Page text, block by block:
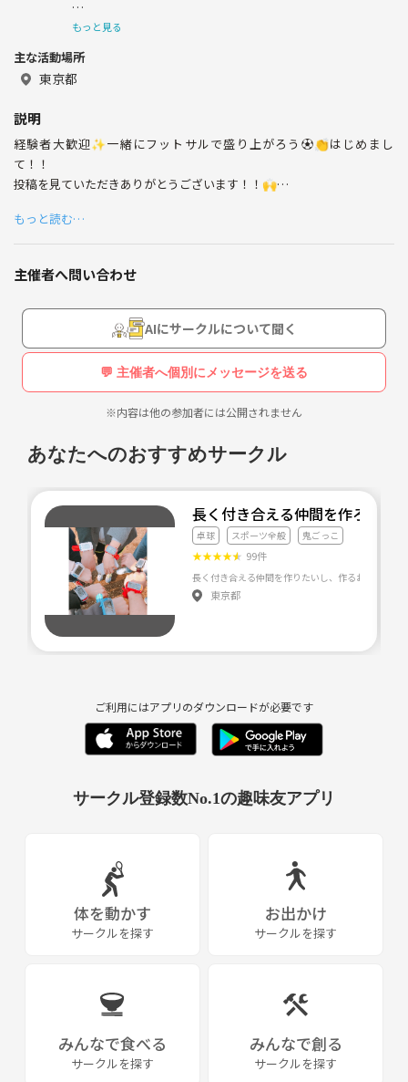
大阪府出身のひーちゃんです！！
20代の友達を募集してます！🙋‍♀️
んでいけるそんな友達が欲しいです💕
せっかくの出会い、お互いを高め合えるような繋がりを作
べく色んな事を企画したいです✨
大人になってこんな事するとは思わなかったと思いながら
一緒にバカ笑いしませんか？😊
出会えて良かった❣️
是非仲良くなりましょう🙆‍♀️
もっと見る
主な活動場所
東京都
説明
経験者大歓迎✨一緒にフットサルで盛り上がろう⚽️👏はじめまし
て！！
投稿を見ていただきありがとうございます！！🙌
毎月恒例のフットサルイベント！！✨
その名も《飯田杯》⚽️
毎回めちゃくちゃ盛り上がってます😆
20〜30代のサッカー、フットサル経験者でのガチフットサル大会！！！
チーム分けをして総当り戦で行います🙋‍♀️
優勝チームには豪華景品あり！🎁
めちゃかっこいいユニホームが貰えるかも！？
・久しぶりにガチでフットサルやりたい！
・フットサルを通じてコミュニティが欲しい！
学生時代のスポーツへの溢れる熱を再び味わいませんか？？😆
理由、職種、は問いません！🙅‍♀️
初めましてで1人で参加の人も多数いるので緊張せず楽しく盛り上がり
ましょう🙌
もちろん友達との参加も大歓迎✨
場所や日時などの詳細は追ってお伝えします🙋‍♀️
まずはメッセージください😆
を記入してメッセージください😊✨
※連絡は基本的にSNSで行なってます！！
是非一緒に全力で楽しみましょう😘
に挑戦して学んで成長出来る仲間を作ろうと思ってます！！💕
もっと読む…
主催者へ問い合わせ
AIにサークルについて聞く
💬 主催者へ個別にメッセージを送る
※内容は他の参加者には公開されません
あなたへのおすすめサークル
長く付き合える仲間を作ろう！
卓球 スポーツ全般 鬼ごっこ
★★★★★ 99件
長く付き合える仲間を作りたいし、作るお手伝い
東京都
ご利用にはアプリのダウンロードが必要です
サークル登録数No.1の趣味友アプリ
体を動かす
サークルを探す
お出かけ
サークルを探す
みんなで食べる
サークルを探す
みんなで創る
サークルを探す